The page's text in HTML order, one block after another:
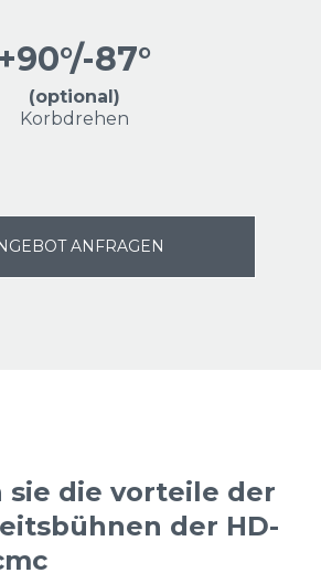
+90°/-87°
(optional)
Korbdrehen
ANFRAGEN
sie die vorteile der
der HD-